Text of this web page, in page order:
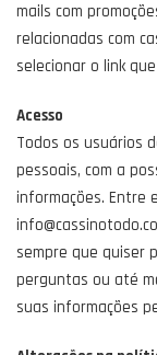
mails com
relacionadas com
selecionar o link
Acesso
Todos os usuários
pessoais, com a
informações. Entre
sempre que quiser
perguntas ou até
suas informações